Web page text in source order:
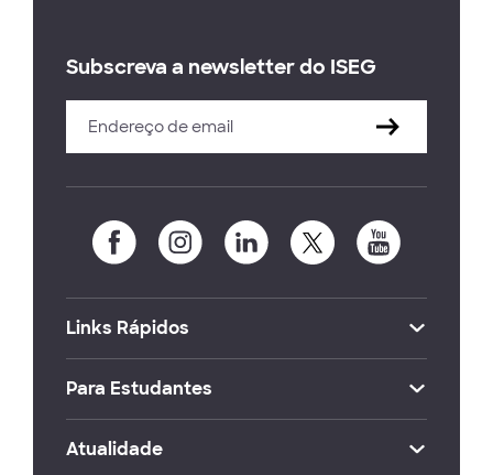
Subscreva a newsletter do ISEG
Links Rápidos
Para Estudantes
Atualidade